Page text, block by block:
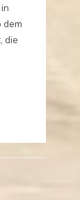
dem
die